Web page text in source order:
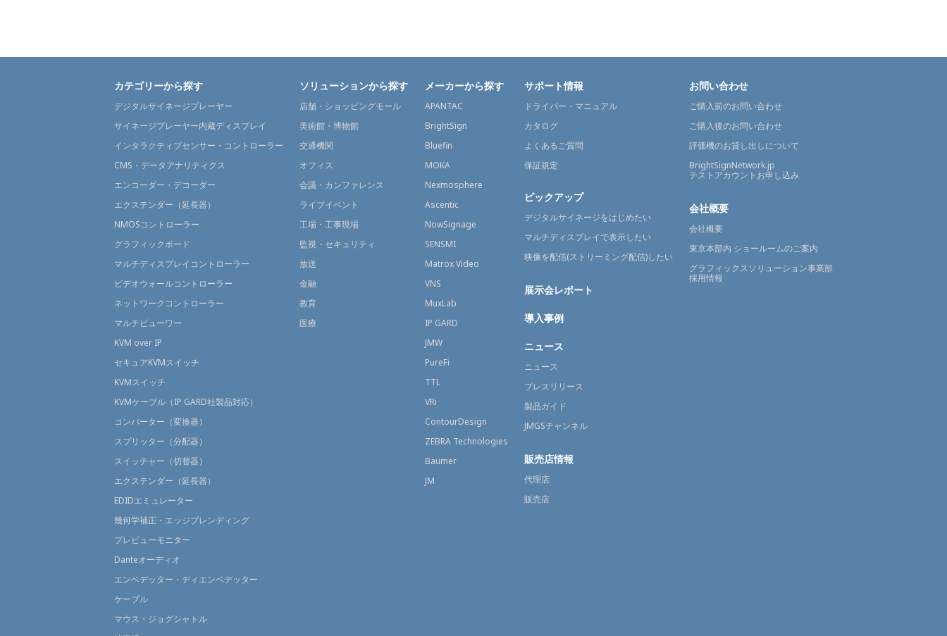
カテゴリーから探す
デジタルサイネージプレーヤー
サイネージプレーヤー内蔵ディスプレイ
インタラクティブセンサー・コントローラー
CMS・データアナリティクス
エンコーダー・デコーダー
エクステンダー（延長器）
NMOSコントローラー
グラフィックボード
マルチディスプレイコントローラー
ビデオウォールコントローラー
ネットワークコントローラー
マルチビューワー
KVM over IP
セキュアKVMスイッチ
KVMスイッチ
KVMケーブル（IP GARD社製品対応）
コンバーター（変換器）
スプリッター（分配器）
スイッチャー（切替器）
エクステンダー（延長器）
EDIDエミュレーター
幾何学補正・エッジブレンディング
プレビューモニター
Danteオーディオ
エンベデッター・ディエンベデッター
ケーブル
マウス・ジョグシャトル
ソリューションから探す
店舗・ショッピングモール
美術館・博物館
交通機関
オフィス
会議・カンファレンス
ライブイベント
工場・工事現場
監視・セキュリティ
放送
金融
教育
医療
メーカーから探す
APANTAC
BrightSign
Bluefin
MOKA
Nexmosphere
Ascentic
NowSignage
SENSMI
Matrox Video
VNS
MuxLab
IP GARD
JMW
PureFi
TTL
VRi
ContourDesign
ZEBRA Technologies
Baumer
JM
サポート情報
ドライバー・マニュアル
カタログ
よくあるご質問
保証規定
ピックアップ
デジタルサイネージをはじめたい
マルチディスプレイで表示したい
映像を配信(ストリーミング配信)したい
展示会レポート
導入事例
ニュース
ニュース
プレスリリース
製品ガイド
JMGSチャンネル
販売店情報
代理店
販売店
お問い合わせ
ご購入前のお問い合わせ
ご購入後のお問い合わせ
評価機のお貸し出しについて
BrightSignNetwork.jp
テストアカウントお申し込み
会社概要
会社概要
東京本部内 ショールームのご案内
グラフィックスソリューション事業部
採用情報